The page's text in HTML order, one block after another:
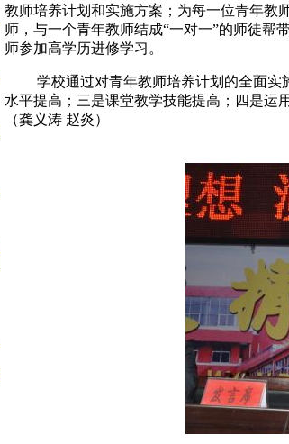
教师培养计划和实施方案；为每一位青年教
师，与一个青年教师结成“一对一”的师徒帮
师参加高学历进修学习。
学校通过对青年教师培养计划的全面实施
水平提高；三是课堂教学技能提高；四是运
（龚义涛 赵炎）
（古城台儿